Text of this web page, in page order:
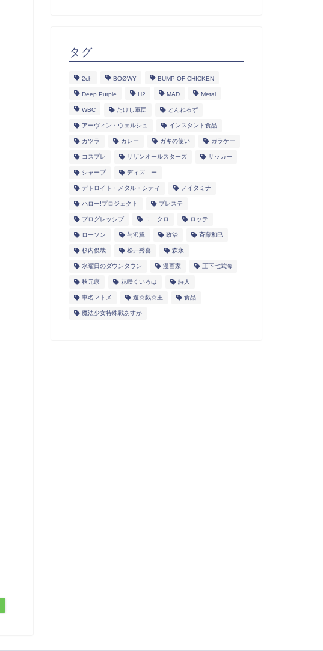
タグ
2ch BOØWY BUMP OF CHICKEN
Deep Purple H2 MAD Metal
WBC たけし軍団 とんねるず
アーヴィン・ウェルシュ インスタント食品
カツラ カレー ガキの使い ガラケー
コスプレ サザンオールスターズ サッカー
シャープ ディズニー
デトロイト・メタル・シティ ノイタミナ
ハロー!プロジェクト プレステ
プログレッシブ ユニクロ ロッテ
ローソン 与沢翼 政治 斉藤和巳
杉内俊哉 松井秀喜 森永
水曜日のダウンタウン 漫画家 王下七武海
秋元康 花咲くいろは 詩人
車名マトメ 遊☆戯☆王 食品
魔法少女特殊戦あすか